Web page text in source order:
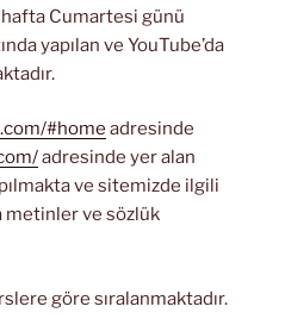
hafta Cumartesi günü
yapılan ve YouTube’da
#home adresinde
adresinde yer alan
ve sitemizde ilgili
metinler ve sözlük
göre sıralanmaktadır.